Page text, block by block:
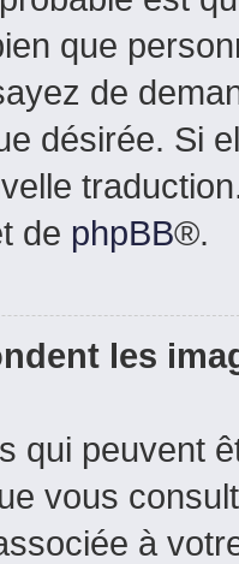
que
de
désirée. Si
de phpBB®.
les
qui peuvent
vous
à